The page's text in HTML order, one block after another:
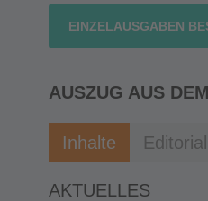
EINZELAUSGABEN
AUSZUG AUS
Inhalte Editorial
AKTUELLES